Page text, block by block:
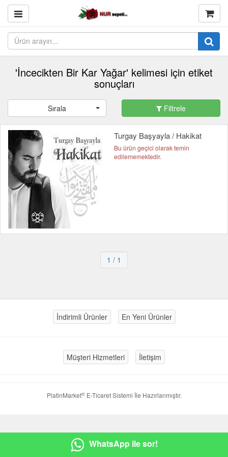
'İncecikten Bir Kar Yağar' kelimesi için etiket
sonuçları
Sırala Filtrele
Turgay Başyayla / Hakikat
Bu ürün geçici olarak temin
edilememektedir.
1 / 1
İndirimli Ürünler En Yeni Ürünler
Müşteri Hizmetleri İletişim
PlatinMarket®E-Ticaret Sistemi İle Hazırlanmıştır.
WhatsApp ile sor!